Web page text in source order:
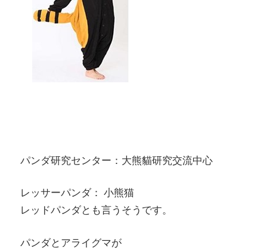
パンダ研究センター：大熊貓研究交流中心
レッサーパンダ： 小熊猫
レッドパンダとも言うそうです。
パンダとアライグマが